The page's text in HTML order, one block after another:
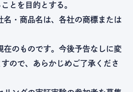
とを目的とする。
・商品名は、各社の商標または
のものです。今後予告なしに変
ので、あらかじめご了承くださ